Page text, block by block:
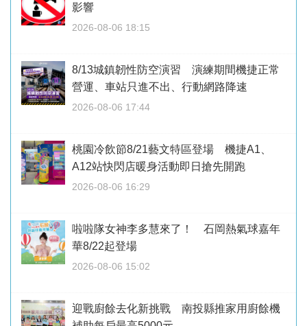
影響
2026-08-06 18:15
8/13城鎮韌性防空演習 演練期間機捷正常
營運、車站只進不出、行動網路降速
2026-08-06 17:44
桃園冷飲節8/21藝文特區登場 機捷A1、
A12站快閃店暖身活動即日搶先開跑
2026-08-06 16:29
啦啦隊女神李多慧來了！ 石岡熱氣球嘉年
華8/22起登場
2026-08-06 15:02
迎戰廚餘去化新挑戰 南投縣推家用廚餘機